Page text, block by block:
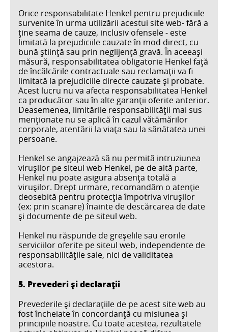
Orice responsabilitate Henkel pentru prejudiciile
survenite în urma utilizării acestui site web- fără a
ţine seama de cauze, inclusiv ofensele - este
limitată la prejudiciile cauzate în mod direct, cu
bună ştiinţă sau prin neglijenţă gravă. În aceeaşi
măsură, responsabilitatea obligatorie Henkel faţă
de încălcările contractuale sau reclamaţii va fi
limitată la prejudiciile directe cauzate și probate.
Acest lucru nu va afecta responsabilitatea Henkel
ca producător sau în alte garanţii oferite anterior.
Deasemenea, limitările responsabilităţii mai sus
menţionate nu se aplică în cazul vătămărilor
corporale, atentării la viaţa sau la sănătatea unei
persoane.
Henkel se angajzează să nu permită intruziunea
viruşilor pe siteul web Henkel, pe de altă parte,
Henkel nu poate asigura absenţa totală a
viruşilor. Drept urmare, recomandăm o atenţie
deosebită pentru protecţia împotriva viruşilor
(ex: prin scanare) înainte de descărcarea de date
şi documente de pe siteul web.
Henkel nu răspunde de greşelile sau erorile
serviciilor oferite pe siteul web, independente de
responsabilităţile sale, nici de validitatea
acestora.
5. Prevederi şi declaraţii
Prevederile şi declaraţiile de pe acest site web au
fost încheiate în concordanţă cu misiunea şi
principiile noastre. Cu toate acestea, rezultatele